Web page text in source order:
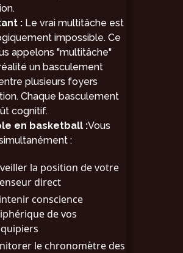
:Le vrai multitâche est
impossible. Ce
appelons "multitâche"
un basculement
plusieurs foyers
Chaque basculement
cognitif.
en basketball :Vous
:
la position de votre
direct
conscience
de vos
le chronomètre des